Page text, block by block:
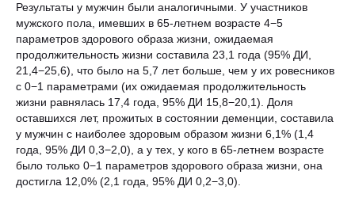
Результаты у мужчин были аналогичными. У участников
мужского пола, имевших в 65-летнем возрасте 4−5
параметров здорового образа жизни, ожидаемая
продолжительность жизни составила 23,1 года (95% ДИ,
21,4−25,6), что было на 5,7 лет больше, чем у их ровесников
с 0−1 параметрами (их ожидаемая продолжительность
жизни равнялась 17,4 года, 95% ДИ 15,8−20,1). Доля
оставшихся лет, прожитых в состоянии деменции, составила
у мужчин с наиболее здоровым образом жизни 6,1% (1,4
года, 95% ДИ 0,3−2,0), а у тех, у кого в 65-летнем возрасте
было только 0−1 параметров здорового образа жизни, она
достигла 12,0% (2,1 года, 95% ДИ 0,2−3,0).